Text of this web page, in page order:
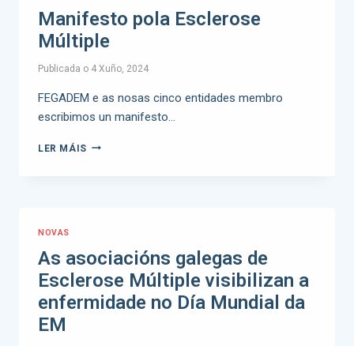
Manifesto pola Esclerose
Múltiple
Publicada o 4 Xuño, 2024
FEGADEM e as nosas cinco entidades membro
escribimos un manifesto…
LER MÁIS
NOVAS
As asociacións galegas de
Esclerose Múltiple visibilizan a
enfermidade no Día Mundial da
EM